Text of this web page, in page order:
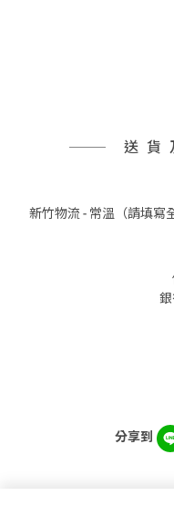
送貨
新竹物流 - 常溫（請填寫
分享到